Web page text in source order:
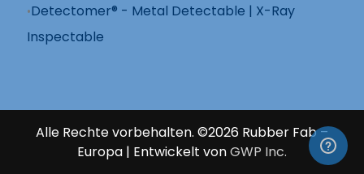
Detectomer® - Metal Detectable | X-Ray
Inspectable
Alle Rechte vorbehalten. ©2026 Rubber Fab –
Europa | Entwickelt vonGWP Inc.